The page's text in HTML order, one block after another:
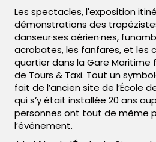
Les spectacles, l'exposition
démonstrations des
danseur·ses aérien·nes,
acrobates, les fanfares, et les
quartier dans la Gare
de Tours & Taxi. Tout un
fait de l’ancien site de l’École
qui s’y était installée 20 ans
personnes ont tout de même
l’événement.